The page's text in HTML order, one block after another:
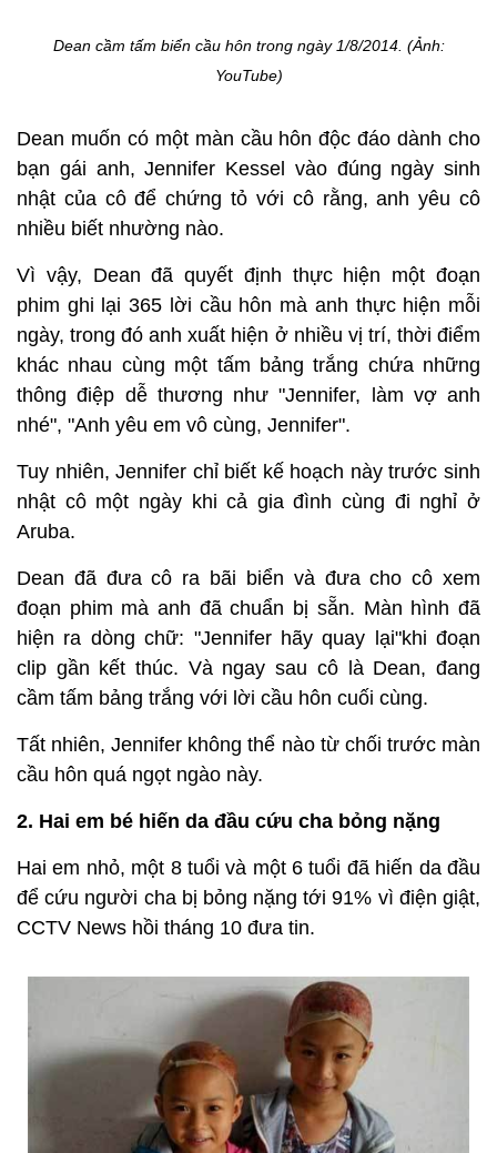
Dean cầm tấm biển cầu hôn trong ngày 1/8/2014. (Ảnh:
YouTube)
Dean muốn có một màn cầu hôn độc đáo dành cho
bạn gái anh, Jennifer Kessel vào đúng ngày sinh
nhật của cô để chứng tỏ với cô rằng, anh yêu cô
nhiều biết nhường nào.
Vì vậy, Dean đã quyết định thực hiện một đoạn
phim ghi lại 365 lời cầu hôn mà anh thực hiện mỗi
ngày, trong đó anh xuất hiện ở nhiều vị trí, thời điểm
khác nhau cùng một tấm bảng trắng chứa những
thông điệp dễ thương như "Jennifer, làm vợ anh
nhé", "Anh yêu em vô cùng, Jennifer".
Tuy nhiên, Jennifer chỉ biết kế hoạch này trước sinh
nhật cô một ngày khi cả gia đình cùng đi nghỉ ở
Aruba.
Dean đã đưa cô ra bãi biển và đưa cho cô xem
đoạn phim mà anh đã chuẩn bị sẵn. Màn hình đã
hiện ra dòng chữ: "Jennifer hãy quay lại"khi đoạn
clip gần kết thúc. Và ngay sau cô là Dean, đang
cầm tấm bảng trắng với lời cầu hôn cuối cùng.
Tất nhiên, Jennifer không thể nào từ chối trước màn
cầu hôn quá ngọt ngào này.
2. Hai em bé hiến da đầu cứu cha bỏng nặng
Hai em nhỏ, một 8 tuổi và một 6 tuổi đã hiến da đầu
để cứu người cha bị bỏng nặng tới 91% vì điện giật,
CCTV News hồi tháng 10 đưa tin.